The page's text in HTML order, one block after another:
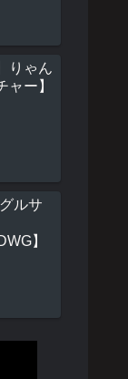
りゃん
ャー】
ルサ
】